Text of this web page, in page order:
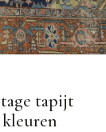
tapijt